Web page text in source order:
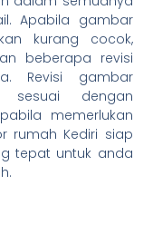
Apabila gambar
kurang cocok,
beberapa revisi
Revisi gambar
sesuai dengan
memerlukan
rumah Kediri siap
tepat untuk anda